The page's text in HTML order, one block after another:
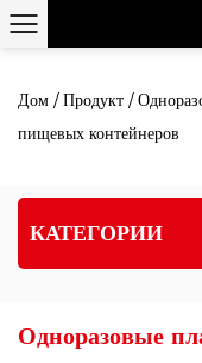
Дом /Продукт /
пищевых контейнеров
КАТЕГОРИИ
Одноразовые